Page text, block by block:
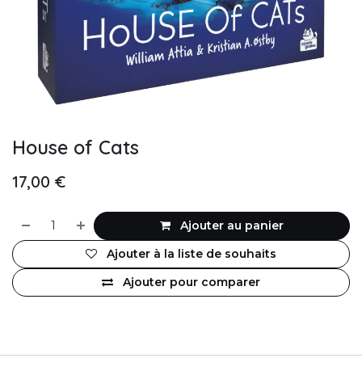
House of Cats
17,00 €
Ajouter au panier
Ajouter pour comparer
Ajouter à la liste de souhaits